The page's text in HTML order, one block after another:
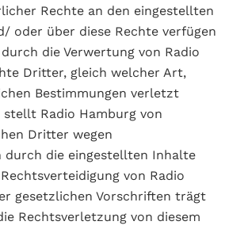
Rechte an den eingestellten
oder über diese Rechte verfügen
die Verwertung von Radio
Dritter, gleich welcher Art,
Bestimmungen verletzt
Radio Hamburg von
Dritter wegen
durch die eingestellten Inhalte
von Radio
gesetzlichen Vorschriften trägt
Rechtsverletzung von diesem